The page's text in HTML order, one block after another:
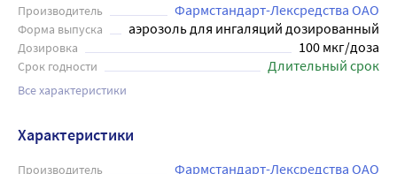
Производитель Фармстандарт-Лексредства ОАО
Форма выпуска аэрозоль для ингаляций дозированный
Дозировка 100 мкг/доза
Срок годности Длительный срок
Все характеристики
Характеристики
Производитель Фармстандарт-Лексредства ОАО